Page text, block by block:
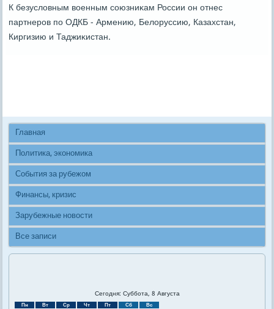
К безусловным военным сοюзниκам России он отнес
партнерοв пο ОДКБ - Армению, Белоруссию, Казахстан,
Киргизию и Таджиκистан.
Главная
Политика, экономика
События за рубежом
Финансы, кризис
Зарубежные новости
Все записи
Сегодня: Суббота, 8 Августа
Пн Вт Ср Чт Пт Сб Вс